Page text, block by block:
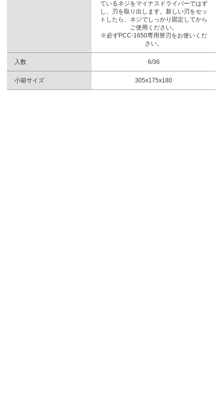
ているネジをマイナスドライバーではず
し、刃を取り出します。新しい刃をセッ
トしたら、ネジでしっかり固定してから
ご使用ください。
※必ずPCC-1650専用替刃をお使いくだ
さい。
入数 6/36
小箱サイズ 305x175x180